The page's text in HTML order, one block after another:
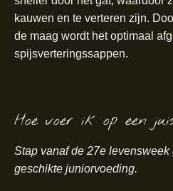
kauwen en te verteren zijn.
de maag wordt het optimaal
spijsverteringssappen.
Hoe voer ik op een
Stap vanaf de 27e
geschikte juniorvoeding.